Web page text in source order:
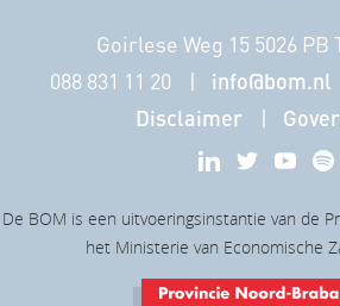
Goirlese Weg 15 5026 PB
088 831 11 20
info@bom.nl
Disclaimer
De BOM is een uitvoeringsinstantie van de
het Ministerie van Economische